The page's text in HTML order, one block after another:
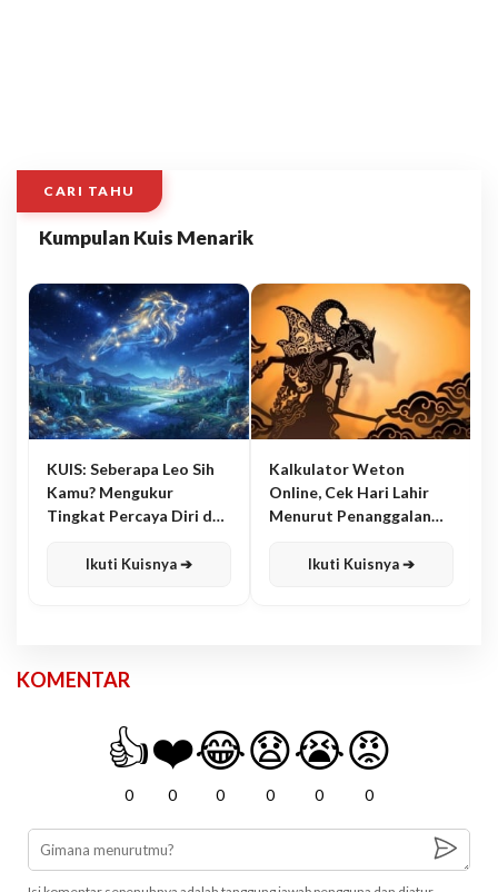
CARI TAHU
Kumpulan Kuis Menarik
KUIS: Seberapa Leo Sih
Kamu? Mengukur
Tingkat Percaya Diri dan
Ikuti Kuisnya ➔
Kalkulator Weton
Online, Cek Hari Lahir
Menurut Penanggalan
Ikuti Kuisnya ➔
KOMENTAR
👍
0
❤️
0
😂
0
😧
0
😭
0
😡
0